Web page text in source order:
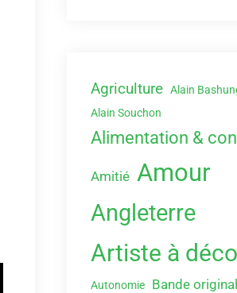
Agriculture Alain
Alain Souchon
Alimentation &
Amitié Amour
Angleterre
Artiste à
Autonomie Bande